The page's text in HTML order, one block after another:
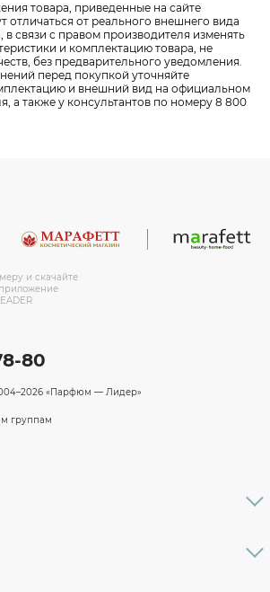
товара, приведенные на сайте
отличаться от реального внешнего вида
в связи с правом производителя изменять
и комплектацию товара, не
без предварительного уведомления.
перед покупкой уточняйте
и внешний вид на официальном
а также у консультантов по номеру 8 800
и скачайте
80
«Парфюм — Лидер»
группам